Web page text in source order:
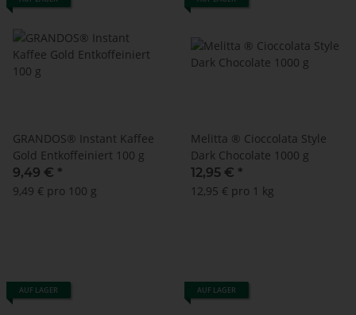
GRANDOS® Instant Kaffee
Gold Entkoffeiniert 100 g
9,49 € *
9,49 € pro 100 g
Melitta ® Cioccolata Style
Dark Chocolate 1000 g
12,95 € *
12,95 € pro 1 kg
AUF LAGER AUF LAGER